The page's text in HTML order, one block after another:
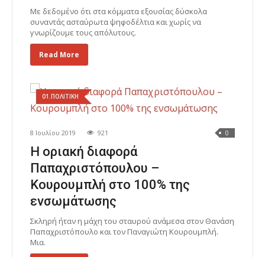
Με δεδομένο ότι στα κόμματα εξουσίας δύσκολα
συναντάς ασταύρωτα ψηφοδέλτια και χωρίς να
γνωρίζουμε τους απόλυτους.
Read More
01.ΠΟΛΙΤΙΚΗ
8 Ιουλίου 2019 921 0
Η οριακή διαφορά
Παπαχριστόπουλου –
Κουρουμπλή στο 100% της
ενσωμάτωσης
Σκληρή ήταν η μάχη του σταυρού ανάμεσα στον Θανάση
Παπαχριστόπουλο και τον Παναγιώτη Κουρουμπλή.
Μια.